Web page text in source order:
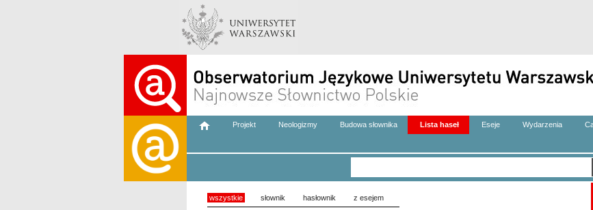
Projekt Neologizmy Budowa słownika Lista haseł Eseje Wydarzenia
wszystkie słownik hasłownik z esejem